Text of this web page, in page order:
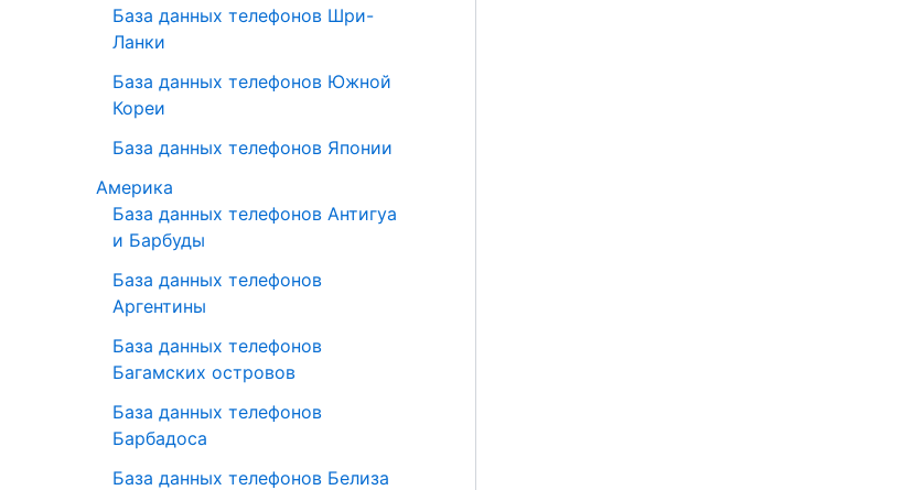
База данных телефонов Шри-
Ланки
База данных телефонов Южной
Кореи
База данных телефонов Японии
Америка
База данных телефонов Антигуа
и Барбуды
База данных телефонов
Аргентины
База данных телефонов
Багамских островов
База данных телефонов
Барбадоса
База данных телефонов Белиза